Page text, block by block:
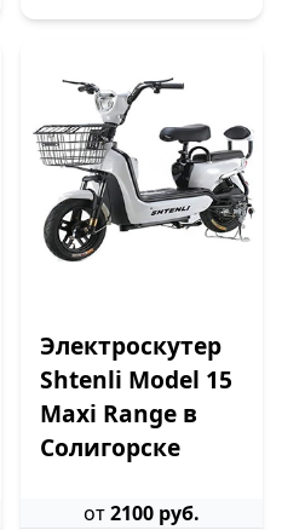
Электроскутер
Shtenli Model 15
Maxi Range в
Солигорске
от2100 руб.